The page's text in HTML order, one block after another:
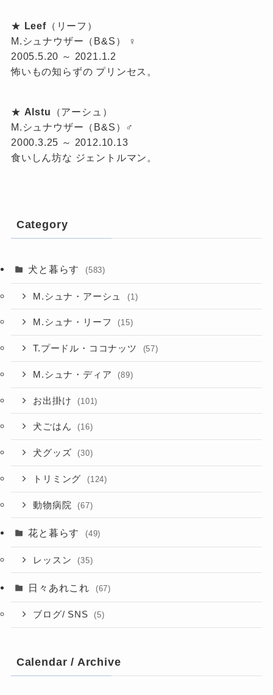
★ Leef（リーフ）
M.シュナウザー（B&S） ♀
2005.5.20 ～ 2021.1.2
怖いもの知らずの プリンセス。
★ Alstu （アーシュ）
M.シュナウザー（B&S）♂
2000.3.25 ～ 2012.10.13
食いしん坊な ジェントルマン。
Category
犬と暮らす (583)
M.シュナ・アーシュ (1)
M.シュナ・リーフ (15)
T.プードル・ココナッツ (57)
M.シュナ・ディア (89)
お出掛け (101)
犬ごはん (16)
犬グッズ (30)
トリミング (124)
動物病院 (67)
花と暮らす (49)
レッスン (35)
日々あれこれ (67)
ブログ/ SNS (5)
Calendar / Archive